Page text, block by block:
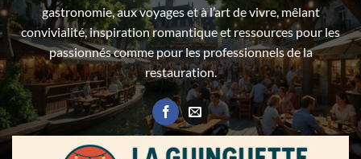
gastronomie, aux voyages et à l’art de vivre, mêlant
convivialité, inspiration romantique et ressources pour les
passionnés comme pour les professionnels de la
restauration.